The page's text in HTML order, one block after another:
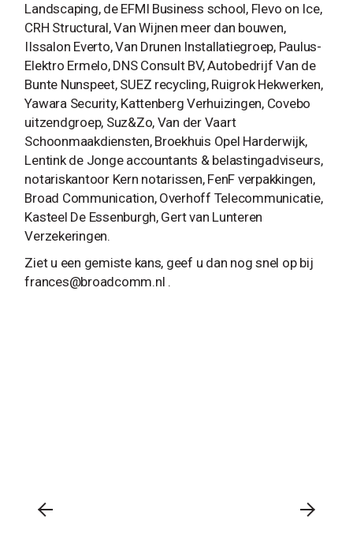
Landscaping, de EFMI Business school, Flevo on Ice,
CRH Structural, Van Wijnen meer dan bouwen,
IIssalon Everto, Van Drunen Installatiegroep, Paulus-
Elektro Ermelo, DNS Consult BV, Autobedrijf Van de
Bunte Nunspeet, SUEZ recycling, Ruigrok Hekwerken,
Yawara Security, Kattenberg Verhuizingen, Covebo
uitzendgroep, Suz&Zo, Van der Vaart
Schoonmaakdiensten, Broekhuis Opel Harderwijk,
Lentink de Jonge accountants & belastingadviseurs,
notariskantoor Kern notarissen, FenF verpakkingen,
Broad Communication, Overhoff Telecommunicatie,
Kasteel De Essenburgh, Gert van Lunteren
Verzekeringen.
Ziet u een gemiste kans, geef u dan nog snel op bij
frances@broadcomm.nl .